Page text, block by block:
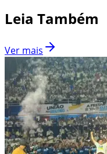
Leia Também
Ver mais